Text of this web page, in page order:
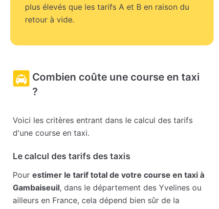
plus élevés que les tarifs A et B en raison du
retour à vide.
Combien coûte une course en taxi
?
Voici les critères entrant dans le calcul des tarifs
d'une course en taxi.
Le calcul des tarifs des taxis
Pourestimer le tarif total de votre course en taxi à
Gambaiseuil, dans le département des Yvelines ou
ailleurs en France, cela dépend bien sûr de la